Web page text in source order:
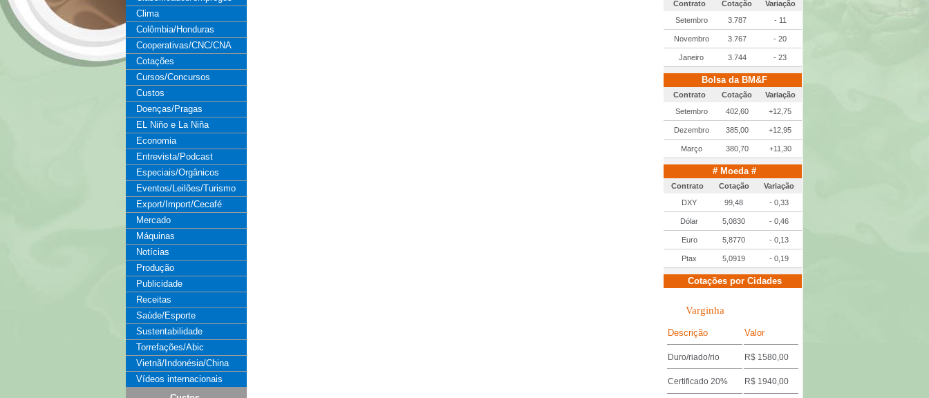
Clima
Colômbia/Honduras
Cooperativas/CNC/CNA
Cotações
Cursos/Concursos
Custos
Doenças/Pragas
EL Niño e La Niña
Economia
Entrevista/Podcast
Especiais/Orgânicos
Eventos/Leilões/Turismo
Export/Import/Cecafé
Mercado
Máquinas
Notícias
Produção
Publicidade
Receitas
Saúde/Esporte
Sustentabilidade
Torrefações/Abic
Vietnã/Indonésia/China
Vídeos internacionais
Contrato Cotação
Variação
Setembro
3.787 - 11
Novembro 3.767 - 20
Janeiro 3.744 - 23
Bolsa da BM&F
Contrato Cotação
Variação
Setembro
402,60 +12,75
Dezembro 385,00 +12,95
Março 380,70 +11,30
# Moeda #
Contrato Cotação
Variação
DXY
99,48 - 0,33
Dólar 5,0830 - 0,46
Euro 5,8770 - 0,13
Ptax 5,0919 - 0,19
Cotações por Cidades
Varginha
Descrição Valor
Duro/riado/rio R$ 1580,00
Certificado 20% R$ 1940,00